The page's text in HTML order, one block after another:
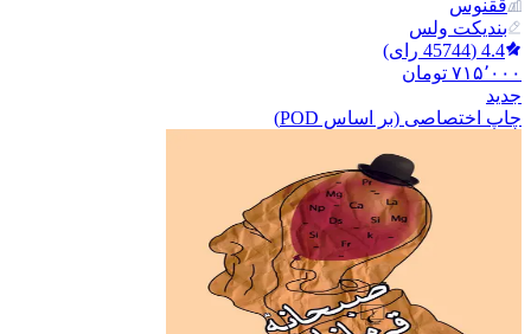
ققنوس
بندیکت ولس
4.4
(
45744 رای)
۷۱۵٬۰۰۰ تومان
جدید
چاپ اختصاصی (بر اساس POD)